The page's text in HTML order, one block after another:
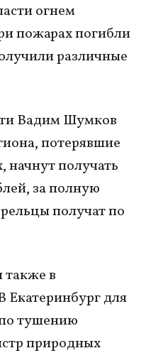
огнем
пожарах погибли
различные
Вадим Шумков
потерявшие
получать
за полную
получат по
в
Екатеринбург для
тушению
природных